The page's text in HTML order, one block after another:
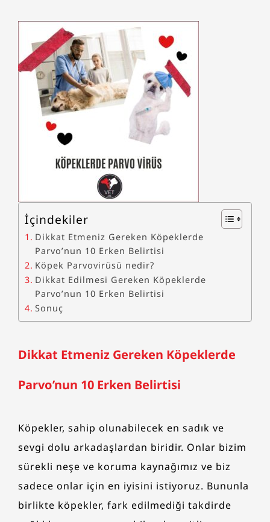
İçindekiler
Dikkat Etmeniz Gereken Köpeklerde
Parvo’nun 10 Erken Belirtisi
Köpek Parvovirüsü nedir?
Dikkat Edilmesi Gereken Köpeklerde
Parvo’nun 10 Erken Belirtisi
Sonuç
Dikkat Etmeniz Gereken Köpeklerde
Parvo’nun 10 Erken Belirtisi
Köpekler, sahip olunabilecek en sadık ve
sevgi dolu arkadaşlardan biridir. Onlar bizim
sürekli neşe ve koruma kaynağımız ve biz
sadece onlar için en iyisini istiyoruz. Bununla
birlikte köpekler, fark edilmediği takdirde